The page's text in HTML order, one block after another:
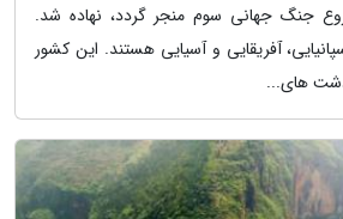
جنگ جهانی سوم منجر گردد، نهاده شد.
آفریقایی و آسیایی هستند. این کشور
دشت های...